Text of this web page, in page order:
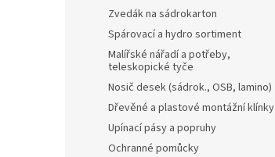
Zvedák na sádrokarton
Spárovací a hydro sortiment
Malířské nářadí a potřeby,
teleskopické tyče
Nosič desek (sádrok., OSB, lamino)
Dřevěné a plastové montážní klínky
Upínací pásy a popruhy
Ochranné pomůcky